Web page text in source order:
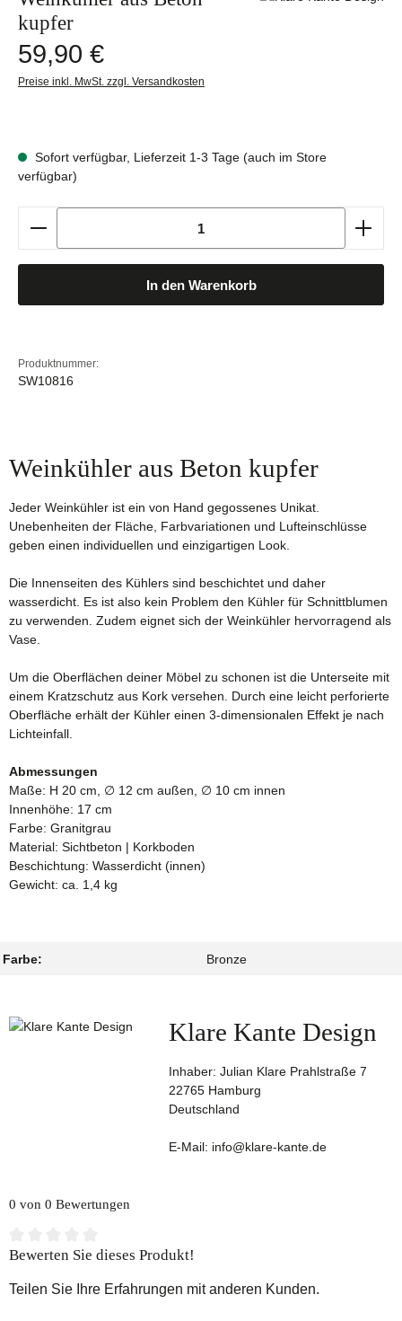
kupfer
Regulärer Preis:
59,90 €
Preise inkl. MwSt. zzgl. Versandkosten
Sofort verfügbar, Lieferzeit 1-3 Tage (auch im Store
verfügbar)
Produkt Anzahl: Gib den gewünschten Wert ein
In den Warenkorb
Produktnummer:
SW10816
Weinkühler aus Beton kupfer
Jeder Weinkühler ist ein von Hand gegossenes Unikat.
Unebenheiten der Fläche, Farbvariationen und Lufteinschlüsse
geben einen individuellen und einzigartigen Look.
Die Innenseiten des Kühlers sind beschichtet und daher
wasserdicht. Es ist also kein Problem den Kühler für Schnittblumen
zu verwenden. Zudem eignet sich der Weinkühler hervorragend als
Vase.
Um die Oberflächen deiner Möbel zu schonen ist die Unterseite mit
einem Kratzschutz aus Kork versehen. Durch eine leicht perforierte
Oberfläche erhält der Kühler einen 3-dimensionalen Effekt je nach
Lichteinfall.
Abmessungen
Maße: H 20 cm, ∅ 12 cm außen, ∅ 10 cm innen
Innenhöhe: 17 cm
Farbe: Granitgrau
Material: Sichtbeton | Korkboden
Beschichtung: Wasserdicht (innen)
Gewicht: ca. 1,4 kg
Farbe: Bronze
Klare Kante Design
Inhaber: Julian Klare Prahlstraße 7
22765 Hamburg
Deutschland
E-Mail: info@klare-kante.de
0 von 0 Bewertungen
Durchschnittliche Bewertung von 0 von 5 Sternen
Bewerten Sie dieses Produkt!
Teilen Sie Ihre Erfahrungen mit anderen Kunden.